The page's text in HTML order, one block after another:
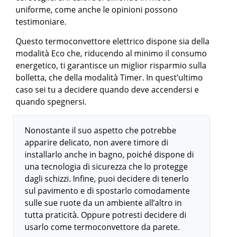
uniforme, come anche le opinioni possono
testimoniare.
Questo termoconvettore elettrico dispone sia della
modalità Eco che, riducendo al minimo il consumo
energetico, ti garantisce un miglior risparmio sulla
bolletta, che della modalità Timer. In quest’ultimo
caso sei tu a decidere quando deve accendersi e
quando spegnersi.
Nonostante il suo aspetto che potrebbe
apparire delicato, non avere timore di
installarlo anche in bagno, poiché dispone di
una tecnologia di sicurezza che lo protegge
dagli schizzi. Infine, puoi decidere di tenerlo
sul pavimento e di spostarlo comodamente
sulle sue ruote da un ambiente all’altro in
tutta praticità. Oppure potresti decidere di
usarlo come termoconvettore da parete.